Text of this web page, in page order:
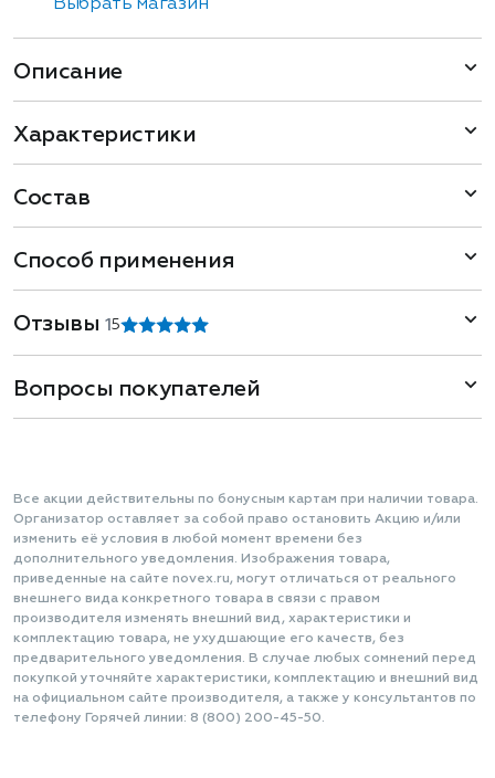
Выбрать магазин
Описание
Характеристики
Состав
Способ применения
Отзывы1 5
Вопросы покупателей
Все акции действительны по бонусным картам при наличии товара.
Организатор оставляет за собой право остановить Акцию и/или
изменить её условия в любой момент времени без
дополнительного уведомления. Изображения товара,
приведенные на сайте novex.ru, могут отличаться от реального
внешнего вида конкретного товара в связи с правом
производителя изменять внешний вид, характеристики и
комплектацию товара, не ухудшающие его качеств, без
предварительного уведомления. В случае любых сомнений перед
покупкой уточняйте характеристики, комплектацию и внешний вид
на официальном сайте производителя, а также у консультантов по
телефону Горячей линии: 8 (800) 200-45-50.